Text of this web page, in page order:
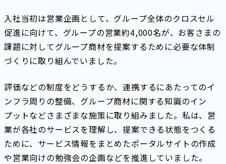
入社当初は営業企画として、グループ全体のクロスセル
促進に向けて、グループの営業約4,000名が、お客さまの
課題に対してグループ商材を提案するために必要な体制
づくりに取り組んでいました。
評価などの制度をどうするか、連携するにあたってのイ
ンフラ周りの整備、グループ商材に関する知識のイン
プットなどさまざまな施策に取り組みました。私は、営
業が各社のサービスを理解し、提案できる状態をつくる
ために、サービス情報をまとめたポータルサイトの作成
や営業向けの勉強会の企画などを推進していました。